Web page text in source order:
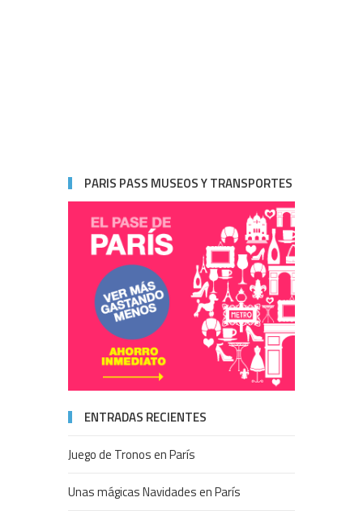
PARIS PASS MUSEOS Y TRANSPORTES
ENTRADAS RECIENTES
Juego de Tronos en París
Unas mágicas Navidades en París